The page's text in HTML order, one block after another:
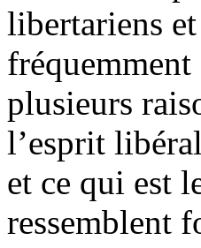
libertariens
fréquemment
plusieurs
l’esprit
et ce qui est
ressemblent